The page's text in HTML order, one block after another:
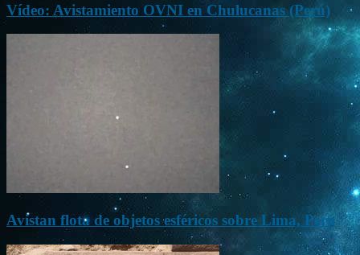
Vídeo: Avistamiento OVNI en Chulucanas (Perú)
Avistan flota de objetos esféricos sobre Lima, Perú